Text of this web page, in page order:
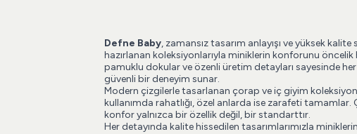
Defne Baby, zamansız tasarım anlayışı ve yüksek
hazırlanan koleksiyonlarıyla miniklerin konforunu
pamuklu dokular ve özenli üretim detayları sayesinde
güvenli bir deneyim sunar.
Modern çizgilerle tasarlanan çorap ve iç giyim
kullanımda rahatlığı, özel anlarda ise zarafeti tamamlar.
konfor yalnızca bir özellik değil, bir standarttır.
Her detayında kalite hissedilen tasarımlarımızla